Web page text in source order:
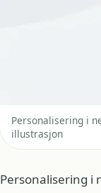
Personalisering i
illustrasjon
Personalisering i